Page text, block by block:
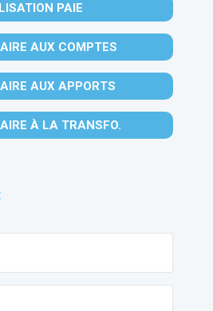
PAIE
AUX COMPTES
AUX APPORTS
À LA TRANSFO.